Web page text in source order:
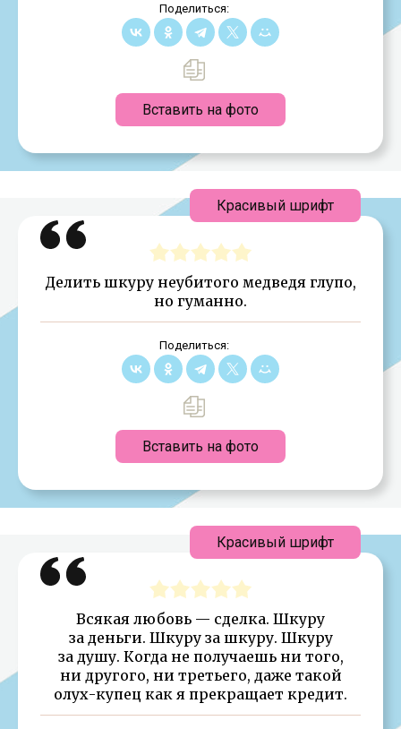
Поделиться:
Вставить на фото
Делить шкуру неубитого медведя глупо,
но гуманно.
Поделиться:
Вставить на фото
Красивый шрифт
Всякая любовь — сделка. Шкуру
за деньги. Шкуру за шкуру. Шкуру
за душу. Когда не получаешь ни того,
ни другого, ни третьего, даже такой
олух-купец как я прекращает кредит.
Красивый шрифт